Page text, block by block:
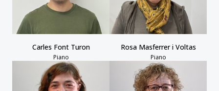
Carles Font Turon
Piano
Rosa Masferrer i Voltas
Piano